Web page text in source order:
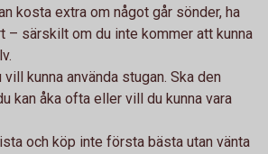
kosta extra om något går sönder, ha
– särskilt om du inte kommer att kunna
vill kunna använda stugan. Ska den
kan åka ofta eller vill du kunna vara
och köp inte första bästa utan vänta